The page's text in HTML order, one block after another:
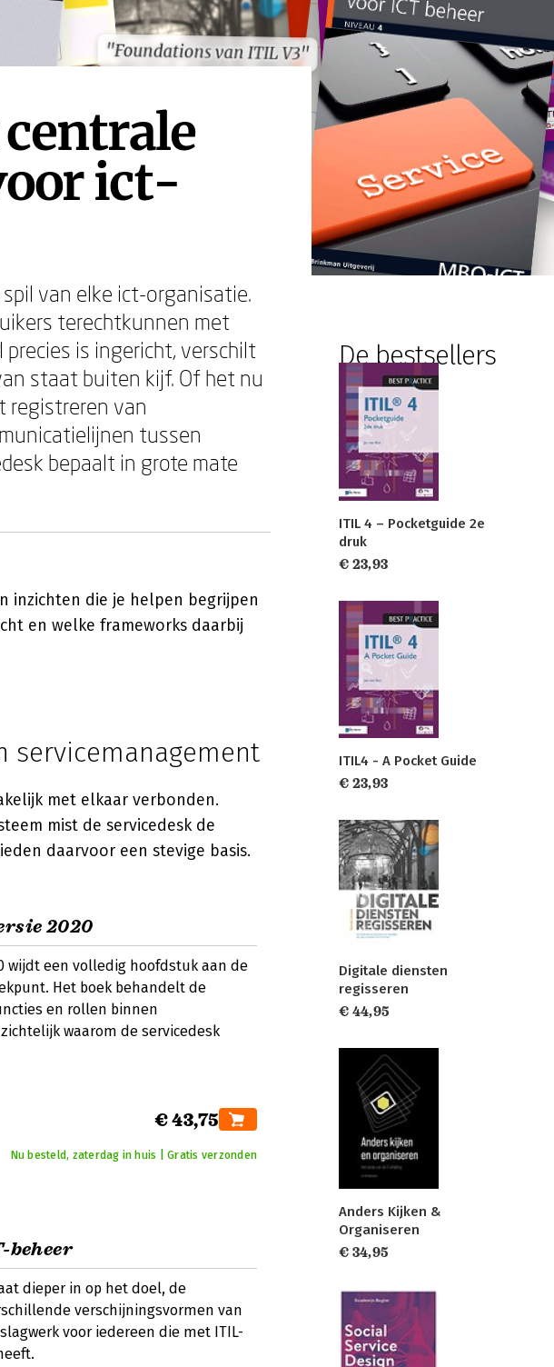
"Foundations van ITIL V3"
"Foundations van ITIL V3"
ict-
van elke ict-organisatie.
terechtkunnen met
is ingericht, verschilt
staat buiten kijf. Of het nu
registreren van
tussen
bepaalt in grote mate
inzichten die je helpen begrijpen
en welke frameworks daarbij
servicemanagement
met elkaar verbonden.
mist de servicedesk de
daarvoor een stevige basis.
2020
wijdt een volledig hoofdstuk aan de
Het boek behandelt de
en rollen binnen
waarom de servicedesk
€ 43,75
Nu besteld, zaterdag in huis | Gratis verzonden
beheer
dieper in op het doel, de
verschijningsvormen van
voor iedereen die met ITIL-
De bestsellers
ITIL 4 – Pocketguide 2e
druk
€ 23,93
ITIL4 - A Pocket Guide
€ 23,93
Digitale diensten
regisseren
€ 44,95
Anders Kijken &
Organiseren
€ 34,95